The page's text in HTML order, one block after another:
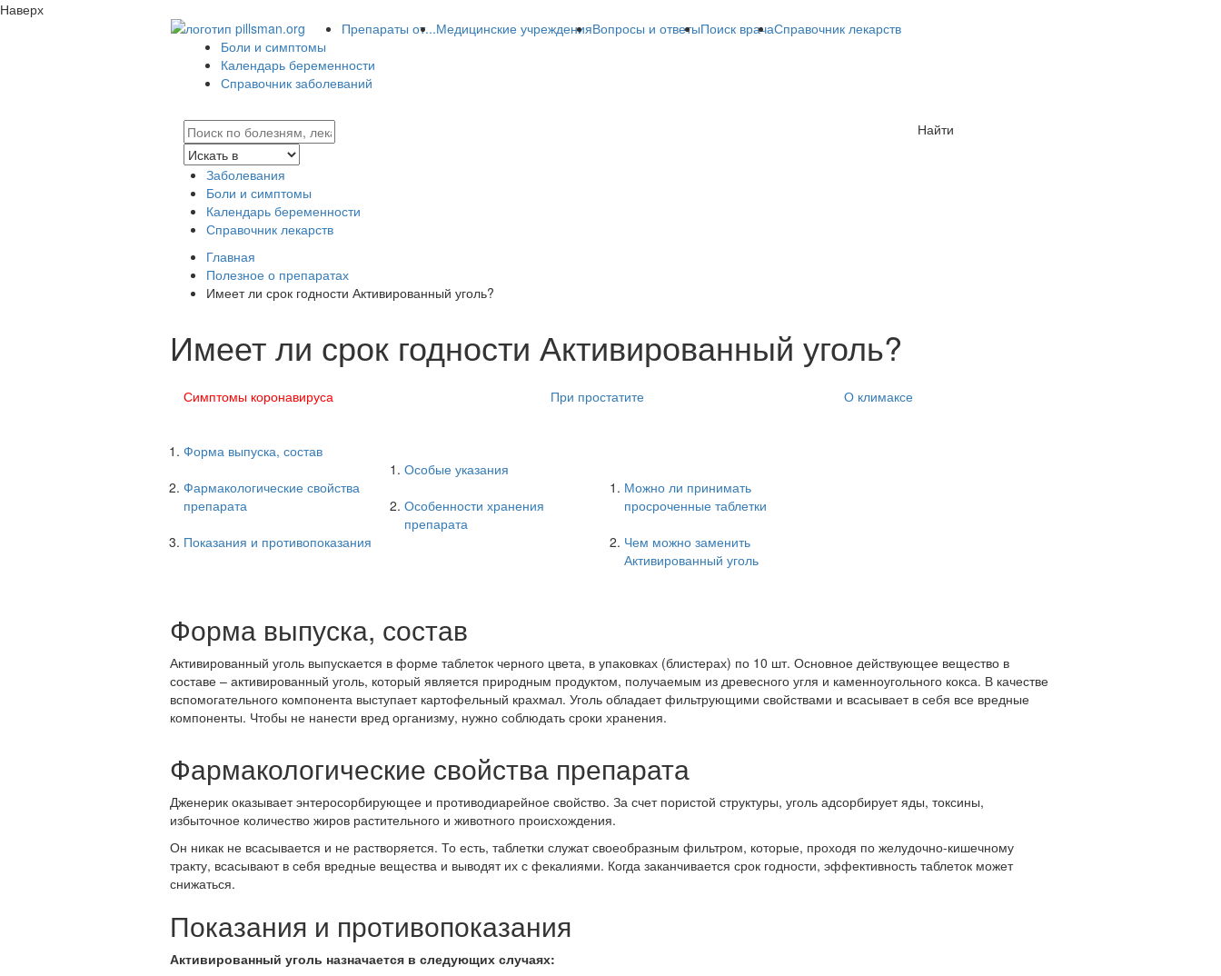
Наверх
Препараты от...Медицинские учрежденияВопросы и ответыПоиск врачаСправочник лекарств
Боли и симптомы
Календарь беременности
Справочник заболеваний
Найти
Заболевания
Боли и симптомы
Календарь беременности
Справочник лекарств
Главная
Полезное о препаратах
Имеет ли срок годности Активированный уголь?
Имеет ли срок годности Активированный уголь?
Симптомы коронавируса При простатите О климаксе
Форма выпуска, состав
Фармакологические свойства
препарата
Показания и противопоказания
Особые указания
Особенности хранения
препарата
Можно ли принимать
просроченные таблетки
Чем можно заменить
Активированный уголь
Форма выпуска, состав
Активированный уголь выпускается в форме таблеток черного цвета, в упаковках (блистерах) по 10 шт. Основное действующее вещество в
составе – активированный уголь, который является природным продуктом, получаемым из древесного угля и каменноугольного кокса. В качестве
вспомогательного компонента выступает картофельный крахмал. Уголь обладает фильтрующими свойствами и всасывает в себя все вредные
компоненты. Чтобы не нанести вред организму, нужно соблюдать сроки хранения.
Фармакологические свойства препарата
Дженерик оказывает энтеросорбирующее и противодиарейное свойство. За счет пористой структуры, уголь адсорбирует яды, токсины,
избыточное количество жиров растительного и животного происхождения.
Он никак не всасывается и не растворяется. То есть, таблетки служат своеобразным фильтром, которые, проходя по желудочно-кишечному
тракту, всасывают в себя вредные вещества и выводят их с фекалиями. Когда заканчивается срок годности, эффективность таблеток может
снижаться.
Показания и противопоказания
Активированный уголь назначается в следующих случаях: